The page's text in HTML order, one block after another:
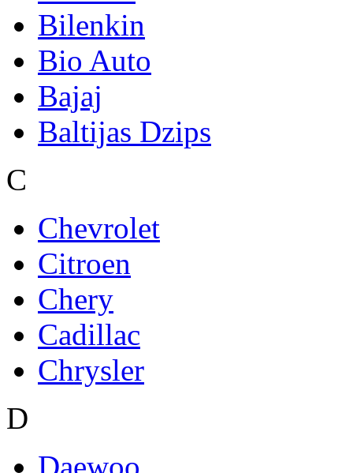
Bilenkin
Bio Auto
Bajaj
Baltijas Dzips
C
Chevrolet
Citroen
Chery
Cadillac
Chrysler
D
Daewoo